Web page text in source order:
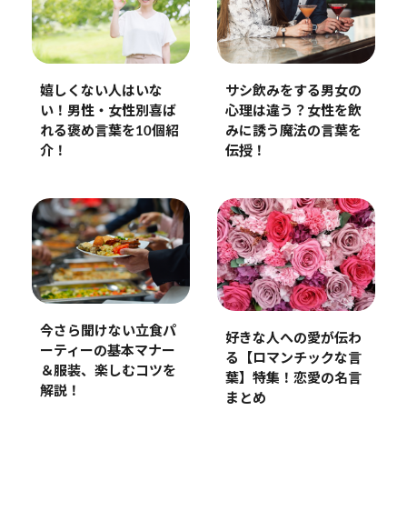
嬉しくない人はいな
い！男性・女性別喜ば
れる褒め言葉を10個紹
介！
サシ飲みをする男女の
心理は違う？女性を飲
みに誘う魔法の言葉を
伝授！
今さら聞けない立食パ
ーティーの基本マナー
＆服装、楽しむコツを
解説！
好きな人への愛が伝わ
る【ロマンチックな言
葉】特集！恋愛の名言
まとめ